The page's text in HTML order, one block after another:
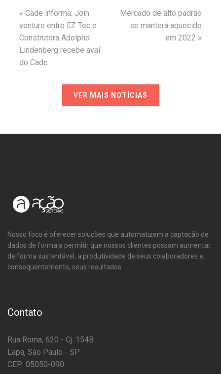
« Cade informa: Join
venture entre EZ Tec e
Construtora Adolpho
Lindenberg recebe aval
do Cade
Mercado de alto padrão
se manterá aquecido
em 2022 »
VER MAIS NOTÍCIAS
Nosso foco é oferecer soluções que automatizem a captação de
dados de forma a permitir que nossos clientes possam aumentar,
de forma sustentável, a produtividade de seus colaboradores e,
consequentemente, seus resultados
Contato
Rua Roma, 620 - Cj. 154B
Lapa, São Paulo - SP
CEP: 05050-090